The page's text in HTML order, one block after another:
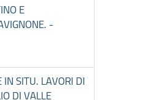
E
-
SITU. LAVORI DI
DI VALLE